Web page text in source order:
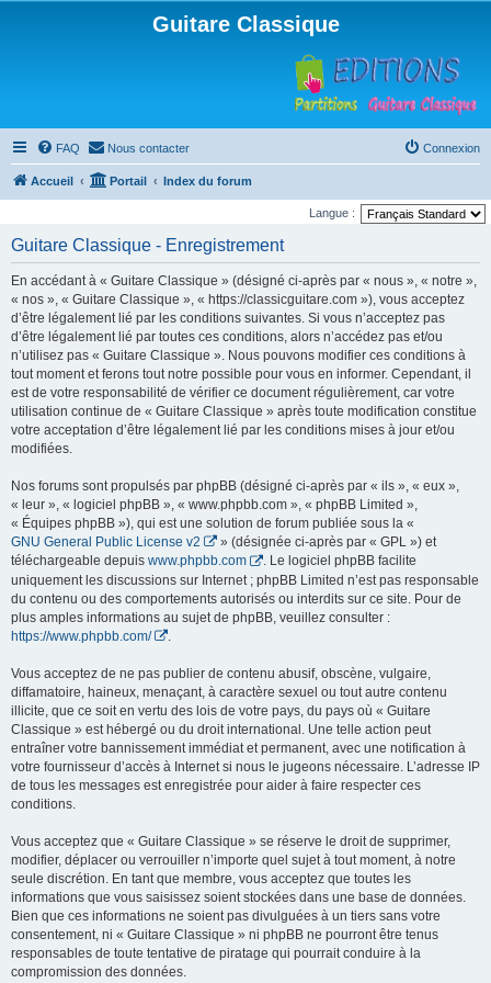
Guitare Classique
FAQ Nous contacter Connexion
Accueil Portail Index du forum
Langue :
Guitare Classique - Enregistrement
En accédant à « Guitare Classique » (désigné ci-après par « nous », « notre »,
« nos », « Guitare Classique », « https://classicguitare.com »), vous acceptez
d’être légalement lié par les conditions suivantes. Si vous n’acceptez pas
d’être légalement lié par toutes ces conditions, alors n’accédez pas et/ou
n’utilisez pas « Guitare Classique ». Nous pouvons modifier ces conditions à
tout moment et ferons tout notre possible pour vous en informer. Cependant, il
est de votre responsabilité de vérifier ce document régulièrement, car votre
utilisation continue de « Guitare Classique » après toute modification constitue
votre acceptation d’être légalement lié par les conditions mises à jour et/ou
modifiées.
Nos forums sont propulsés par phpBB (désigné ci-après par « ils », « eux »,
« leur », « logiciel phpBB », « www.phpbb.com », « phpBB Limited »,
« Équipes phpBB »), qui est une solution de forum publiée sous la «
GNU General Public License v2
» (désignée ci-après par « GPL ») et
téléchargeable depuis www.phpbb.com
. Le logiciel phpBB facilite
uniquement les discussions sur Internet ; phpBB Limited n’est pas responsable
du contenu ou des comportements autorisés ou interdits sur ce site. Pour de
plus amples informations au sujet de phpBB, veuillez consulter :
https://www.phpbb.com/
Vous acceptez de ne pas publier de contenu abusif, obscène, vulgaire,
diffamatoire, haineux, menaçant, à caractère sexuel ou tout autre contenu
illicite, que ce soit en vertu des lois de votre pays, du pays où « Guitare
Classique » est hébergé ou du droit international. Une telle action peut
entraîner votre bannissement immédiat et permanent, avec une notification à
votre fournisseur d’accès à Internet si nous le jugeons nécessaire. L’adresse IP
de tous les messages est enregistrée pour aider à faire respecter ces
conditions.
Vous acceptez que « Guitare Classique » se réserve le droit de supprimer,
modifier, déplacer ou verrouiller n’importe quel sujet à tout moment, à notre
seule discrétion. En tant que membre, vous acceptez que toutes les
informations que vous saisissez soient stockées dans une base de données.
Bien que ces informations ne soient pas divulguées à un tiers sans votre
consentement, ni « Guitare Classique » ni phpBB ne pourront être tenus
responsables de toute tentative de piratage qui pourrait conduire à la
compromission des données.